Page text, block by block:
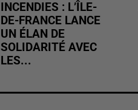
INCENDIES : L’ÎLE-
DE-FRANCE LANCE
UN ÉLAN DE
SOLIDARITÉ AVEC
LES...